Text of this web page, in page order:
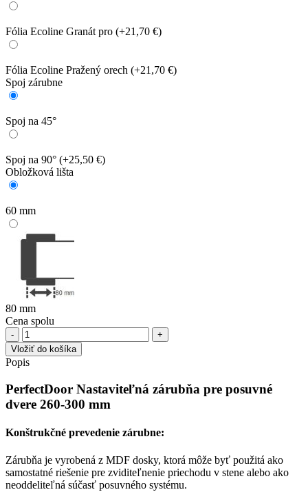
Fólia Ecoline Granát pro (+21,70 €)
Fólia Ecoline Pražený orech (+21,70 €)
Spoj zárubne
Spoj na 45°
Spoj na 90° (+25,50 €)
Obložková lišta
60 mm
80 mm
Cena spolu
množstvo
PerfectDoor
Nastaviteľná
pre
posuvné
dvere
300
Vložiť do košíka
Popis
PerfectDoor Nastaviteľná zárubňa pre posuvné
dvere 260-300 mm
Konštrukčné prevedenie zárubne:
Zárubňa je vyrobená z MDF dosky, ktorá môže byť použitá ako
samostatné riešenie pre zviditeľnenie priechodu v stene alebo ako
neoddeliteľná súčasť posuvného systému.